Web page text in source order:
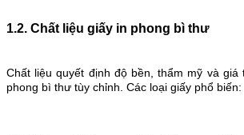
1.2. Chất liệu giấy in phong bì thư
Chất liệu quyết định độ bền, thẩm mỹ và giá
phong bì thư tùy chỉnh. Các loại giấy phổ biến: